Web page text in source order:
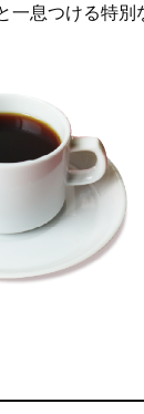
息つける特別